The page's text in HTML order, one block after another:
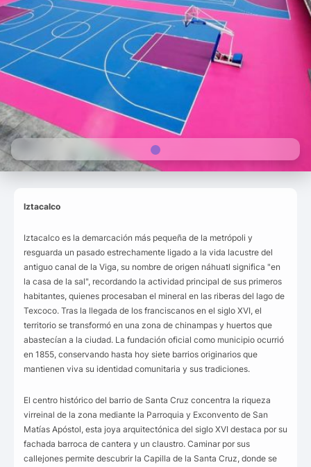
Iztacalco
Iztacalco es la demarcación más pequeña de la metrópoli y
resguarda un pasado estrechamente ligado a la vida lacustre del
antiguo canal de la Viga, su nombre de origen náhuatl significa "en
la casa de la sal", recordando la actividad principal de sus primeros
habitantes, quienes procesaban el mineral en las riberas del lago de
Texcoco. Tras la llegada de los franciscanos en el siglo XVI, el
territorio se transformó en una zona de chinampas y huertos que
abastecían a la ciudad. La fundación oficial como municipio ocurrió
en 1855, conservando hasta hoy siete barrios originarios que
mantienen viva su identidad comunitaria y sus tradiciones.
El centro histórico del barrio de Santa Cruz concentra la riqueza
virreinal de la zona mediante la Parroquia y Exconvento de San
Matías Apóstol, esta joya arquitectónica del siglo XVI destaca por su
fachada barroca de cantera y un claustro. Caminar por sus
callejones permite descubrir la Capilla de la Santa Cruz, donde se